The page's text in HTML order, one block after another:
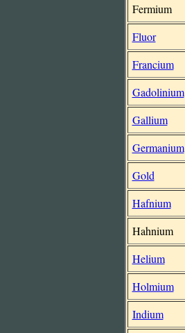
Fermium
Fluor
Francium
Gadolinium
Gallium
Germanium
Gold
Hafnium
Hahnium
Helium
Holmium
Indium